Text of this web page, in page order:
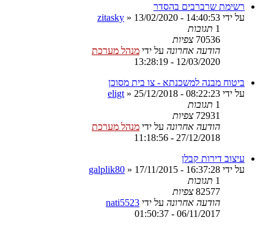
רשימת שרברבים בהסדר
על ידי
zitasky » 13/02/2020 - 14:40:53
1 תגובות
70536 צפיות
הודעה אחרונה על ידי מנהל מערכת
12/03/2020 - 13:28:19
ביטוח מבנה למשכנתא - צו בית מסוכן
על ידי
eligt » 25/12/2018 - 08:22:23
1 תגובות
72931 צפיות
הודעה אחרונה על ידי מנהל מערכת
27/12/2018 - 11:18:56
עיצוב דירות קבלן
על ידי
galplik80 » 17/11/2015 - 16:37:28
1 תגובות
82577 צפיות
הודעה אחרונה על ידי nati5523
06/11/2017 - 01:50:37